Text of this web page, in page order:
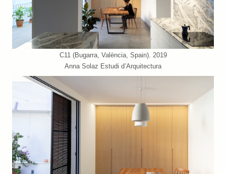
C11 (Bugarra, València, Spain). 2019
Anna Solaz Estudi d’Arquitectura